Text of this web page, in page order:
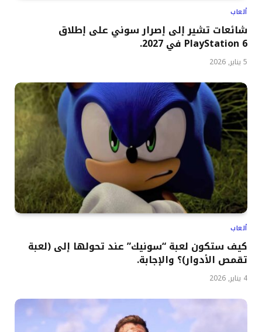
ألعاب
شائعات تشير إلى إصرار سوني على إطلاق
PlayStation 6 في 2027.
5 يناير, 2026
ألعاب
كيف ستكون لعبة “سونيك” عند تحولها إلى (لعبة
تقمص الأدوار)؟ والإجابة.
4 يناير, 2026